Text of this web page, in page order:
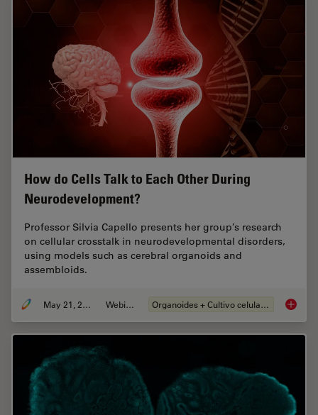
How do Cells Talk to Each Other During
Neurodevelopment?
Professor Silvia Capello presents her group’s research
on cellular crosstalk in neurodevelopmental disorders,
using models such as cerebral organoids and
assembloids.
May 21, 2024 Webinar Organoides + Cultivo celular 3D How